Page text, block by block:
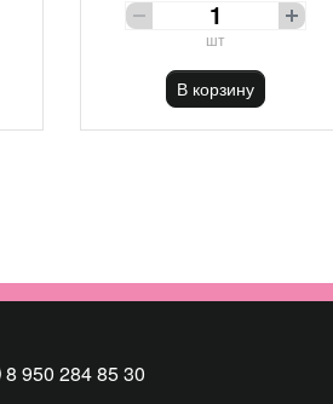
шт
В корзину
8 950 284 85 30